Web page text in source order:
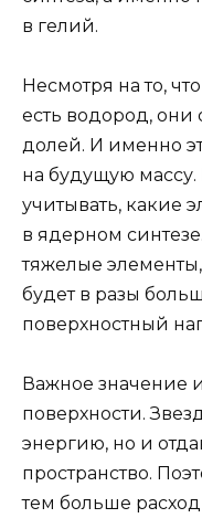
в гелий.
Несмотря на то,
есть водород, они
долей. И именно
на будущую
учитывать, какие
в ядерном
тяжелые
будет в разы
поверхностный
Важное значение
поверхности.
энергию, но и
пространство.
тем больше